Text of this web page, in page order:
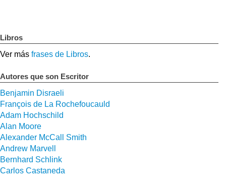
Libros
Ver más frases de Libros.
Autores que son Escritor
Benjamin Disraeli
François de La Rochefoucauld
Adam Hochschild
Alan Moore
Alexander McCall Smith
Andrew Marvell
Bernhard Schlink
Carlos Castaneda